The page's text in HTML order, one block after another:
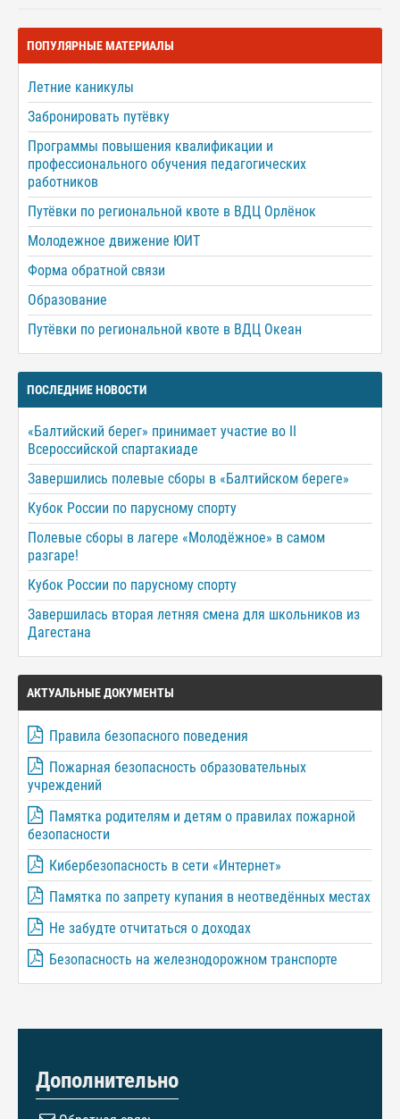
ПОПУЛЯРНЫЕ МАТЕРИАЛЫ
Летние каникулы
Забронировать путёвку
Программы повышения квалификации и
профессионального обучения педагогических
работников
Путёвки по региональной квоте в ВДЦ Орлёнок
Молодежное движение ЮИТ
Форма обратной связи
Образование
Путёвки по региональной квоте в ВДЦ Океан
ПОСЛЕДНИЕ НОВОСТИ
«Балтийский берег» принимает участие во II
Всероссийской спартакиаде
Завершились полевые сборы в «Балтийском береге»
Кубок России по парусному спорту
Полевые сборы в лагере «Молодёжное» в самом
разгаре!
Кубок России по парусному спорту
Завершилась вторая летняя смена для школьников из
Дагестана
АКТУАЛЬНЫЕ ДОКУМЕНТЫ
Правила безопасного поведения
Пожарная безопасность образовательных
учреждений
Памятка родителям и детям о правилах пожарной
безопасности
Кибербезопасность в сети «Интернет»
Памятка по запрету купания в неотведённых местах
Не забудте отчитаться о доходах
Безопасность на железнодорожном транспорте
Дополнительно